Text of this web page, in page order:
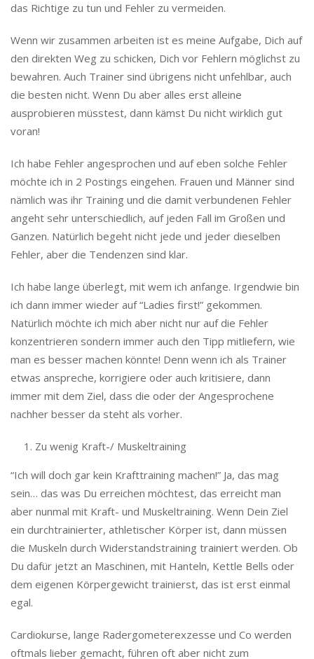
das Richtige zu tun und Fehler zu vermeiden.
Wenn wir zusammen arbeiten ist es meine Aufgabe, Dich auf
den direkten Weg zu schicken, Dich vor Fehlern möglichst zu
bewahren. Auch Trainer sind übrigens nicht unfehlbar, auch
die besten nicht. Wenn Du aber alles erst alleine
ausprobieren müsstest, dann kämst Du nicht wirklich gut
voran!
Ich habe Fehler angesprochen und auf eben solche Fehler
möchte ich in 2 Postings eingehen. Frauen und Männer sind
nämlich was ihr Training und die damit verbundenen Fehler
angeht sehr unterschiedlich, auf jeden Fall im Großen und
Ganzen. Natürlich begeht nicht jede und jeder dieselben
Fehler, aber die Tendenzen sind klar.
Ich habe lange überlegt, mit wem ich anfange. Irgendwie bin
ich dann immer wieder auf “Ladies first!” gekommen.
Natürlich möchte ich mich aber nicht nur auf die Fehler
konzentrieren sondern immer auch den Tipp mitliefern, wie
man es besser machen könnte! Denn wenn ich als Trainer
etwas anspreche, korrigiere oder auch kritisiere, dann
immer mit dem Ziel, dass die oder der Angesprochene
nachher besser da steht als vorher.
Zu wenig Kraft-/ Muskeltraining
“Ich will doch gar kein Krafttraining machen!” Ja, das mag
sein… das was Du erreichen möchtest, das erreicht man
aber nunmal mit Kraft- und Muskeltraining. Wenn Dein Ziel
ein durchtrainierter, athletischer Körper ist, dann müssen
die Muskeln durch Widerstandstraining trainiert werden. Ob
Du dafür jetzt an Maschinen, mit Hanteln, Kettle Bells oder
dem eigenen Körpergewicht trainierst, das ist erst einmal
egal.
Cardiokurse, lange Radergometerexzesse und Co werden
oftmals lieber gemacht, führen oft aber nicht zum